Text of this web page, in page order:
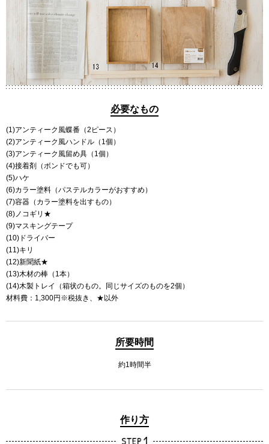
必要なもの
(1)アンティーク風蝶番（2ピース）
(2)アンティーク風ハンドル（1個）
(3)アンティーク風留め具（1個）
(4)接着剤（ボンドでも可）
(5)ハケ
(6)カラー塗料（パステルカラーがおすすめ）
(7)容器（カラー塗料を出すもの）
(8)ノコギリ★
(9)マスキングテープ
(10)ドライバー
(11)キリ
(12)新聞紙★
(13)木材の棒（1本）
(14)木製トレイ（箱状のもの。同じサイズのものを2個）
材料費：1,300円※税抜き、★以外
所要時間
約1時間半
作り方